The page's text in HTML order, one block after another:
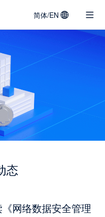
简体/EN
态
网络数据安全管理